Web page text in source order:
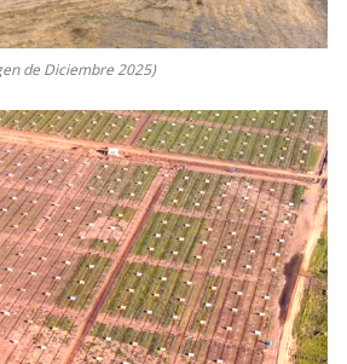
de Diciembre 2025)